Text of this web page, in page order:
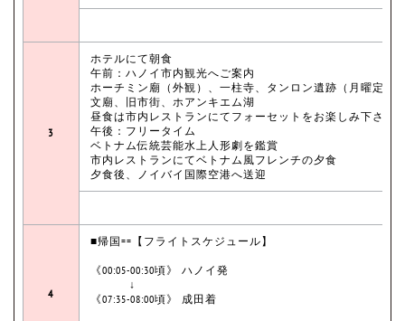
3
ホテルにて朝食
午前：ハノイ市内観光へご案内
ホーチミン廟（外観）、一柱寺、タンロン遺跡（月曜定休
文廟、旧市街、ホアンキエム湖
昼食は市内レストランにてフォーセットをお楽しみ下さい
午後：フリータイム
ベトナム伝統芸能水上人形劇を鑑賞
市内レストランにてベトナム風フレンチの夕食
夕食後、ノイバイ国際空港へ送迎
4
■帰国==【フライトスケジュール】
《00:05-00:30頃》 ハノイ発
↓
《07:35-08:00頃》 成田着